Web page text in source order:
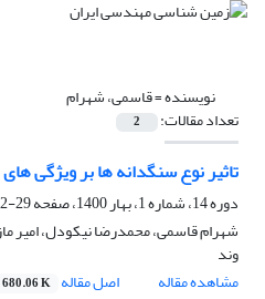
نویسنده =قاسمی، شهرام
تعداد مقالات: 2
تاثیر نوع سنگدانه ها بر ویژگی
دوره 14، شماره 1، بهار 1400، صفحه
29-42
شهرام قاسمی، محمدرضا نیکودل، امیر
وند
مشاهده مقاله
اصل مقاله 680.06 K